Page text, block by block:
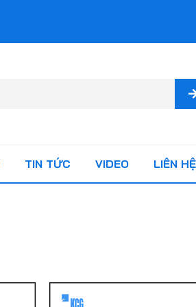
TIN TỨC VIDEO LIÊN HỆ